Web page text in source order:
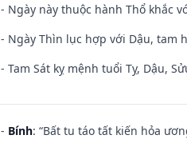
- Ngày này thuộc hành Thổ khắc
- Ngày Thìn lục hợp với Dậu, tam
- Tam Sát kỵ mệnh tuổi Tỵ, Dậu,
- Bính: “Bất tu táo tất kiến hỏa